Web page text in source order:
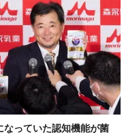
なっていた認知機能が菌